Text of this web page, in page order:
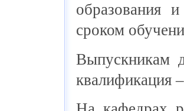
образования
сроком
Выпускникам
квалификация